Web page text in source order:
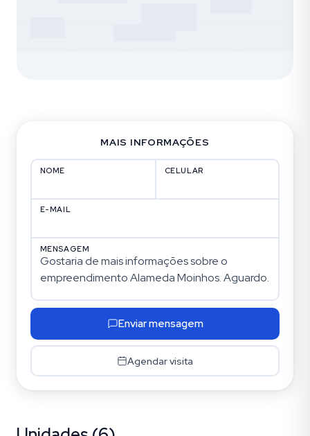
MAIS INFORMAÇÕES
NOME CELULAR
E-MAIL
MENSAGEM
Enviar mensagem
Agendar visita